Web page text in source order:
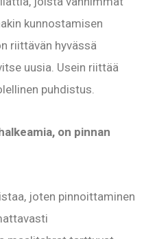
kunnostamisen
riittävän hyvässä
uusia. Usein riittää
puhdistus.
on pinnan
joten pinnoittaminen